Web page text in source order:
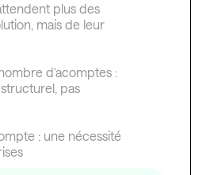
plus des
mais de leur
d’acomptes :
pas
: une nécessité